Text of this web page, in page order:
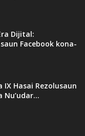
Dijital:
Facebook kona-
IX Hasai Rezolusaun
Nu’udar...